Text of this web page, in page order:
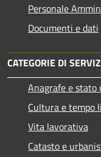
Personale
Documenti e dati
CATEGORIE DI
Anagrafe e stato
Cultura e tempo
Vita lavorativa
Catasto e